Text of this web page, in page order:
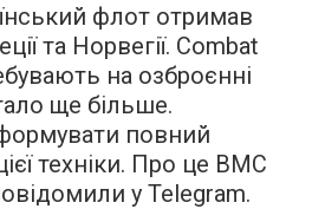
флот отримав
та Норвегії. Combat
на озброєнні
ще більше.
повний
техніки. Про це ВМС
у Telegram.